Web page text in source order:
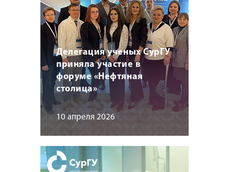
Делегация ученых СурГУ
приняла участие в
форуме «Нефтяная
столица»
10 апреля 2026